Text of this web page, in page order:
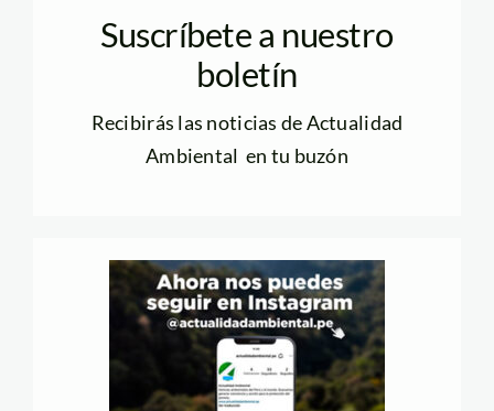
Suscríbete a nuestro
boletín
Recibirás las noticias de Actualidad
Ambiental en tu buzón